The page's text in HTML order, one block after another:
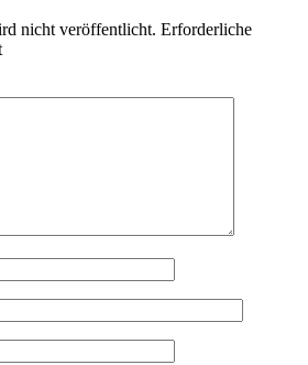
nicht veröffentlicht. Erforderliche